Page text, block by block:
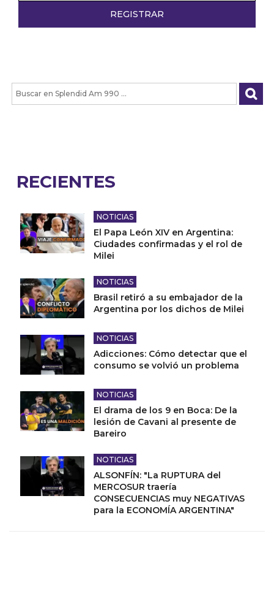
RECIENTES
NOTICIAS
El Papa León XIV en Argentina:
Ciudades confirmadas y el rol de
Milei
NOTICIAS
Brasil retiró a su embajador de la
Argentina por los dichos de Milei
NOTICIAS
Adicciones: Cómo detectar que el
consumo se volvió un problema
NOTICIAS
El drama de los 9 en Boca: De la
lesión de Cavani al presente de
Bareiro
NOTICIAS
ALSONFÍN: "La RUPTURA del
MERCOSUR traería
CONSECUENCIAS muy NEGATIVAS
para la ECONOMÍA ARGENTINA"